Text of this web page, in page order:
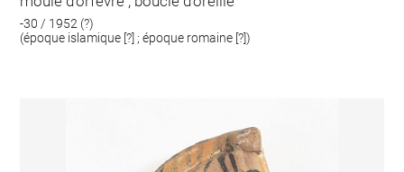
-30 / 1952 (?)
(époque islamique [?] ; époque romaine [?])